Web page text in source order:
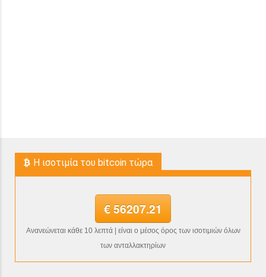
H ισοτιμία του bitcoin τώρα
€ 56207.21
Ανανεώνεται κάθε 10 λεπτά | είναι ο μέσος όρος των ισοτιμιών όλων
των ανταλλακτηρίων